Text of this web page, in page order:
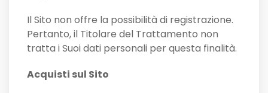
Il Sito non offre la possibilità di registrazione.
Pertanto, il Titolare del Trattamento non
tratta i Suoi dati personali per questa finalità.
Acquisti sul Sito